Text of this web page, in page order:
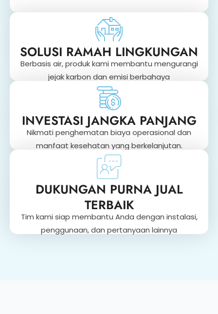
SOLUSI RAMAH LINGKUNGAN
Berbasis air, produk kami membantu mengurangi
jejak karbon dan emisi berbahaya
INVESTASI JANGKA PANJANG
Nikmati penghematan biaya operasional dan
manfaat kesehatan yang berkelanjutan.
DUKUNGAN PURNA JUAL
TERBAIK
Tim kami siap membantu Anda dengan instalasi,
penggunaan, dan pertanyaan lainnya